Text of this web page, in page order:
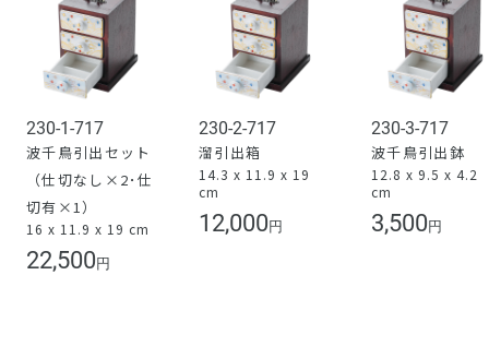
230-1-717
波千鳥引出セット
（仕切なし×2･仕
切有×1）
16 x 11.9 x 19 cm
22,500 円
230-2-717
溜引出箱
14.3 x 11.9 x 19
cm
12,000 円
230-3-717
波千鳥引出鉢
12.8 x 9.5 x 4.2
cm
3,500 円